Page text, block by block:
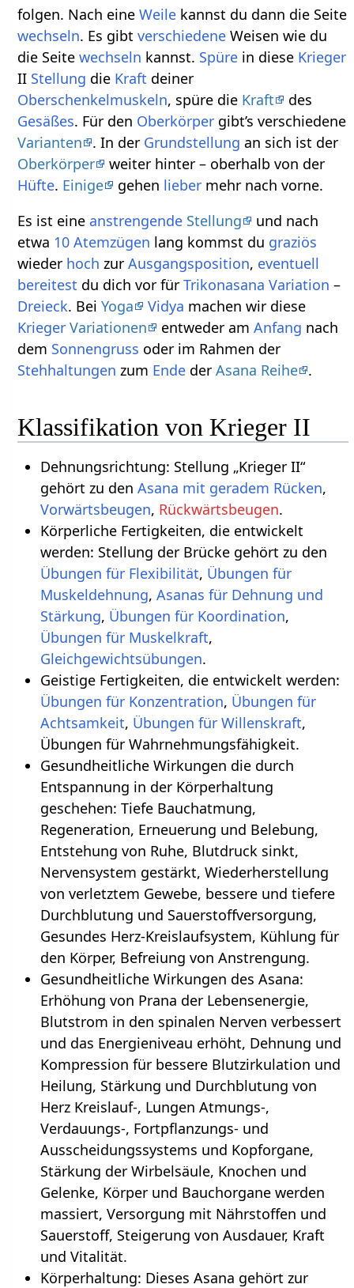
folgen. Nach eineWeile kannst du dann die Seite
wechseln. Es gibtverschiedene Weisen wie du
die Seitewechseln kannst. Spüre in diese Krieger
II Stellung die Kraft deiner
Oberschenkelmuskeln, spüre die Kraft
des
Gesäßes. Für den Oberkörper gibt’s verschiedene
Varianten
. In der Grundstellung an sich ist der
Oberkörper
weiter hinter – oberhalb von der
Hüfte. Einige gehen lieber mehr nach vorne.
Es ist eine anstrengende Stellung
und nach
etwa 10 Atemzügen lang kommst du graziös
wieder hoch zurAusgangsposition, eventuell
bereitest du dich vor fürTrikonasana Variation –
Dreieck. BeiYoga Vidya machen wir diese
Krieger Variationen entweder amAnfang nach
dem Sonnengruss oder im Rahmen der
Stehhaltungen zum Ende derAsana Reihe .
Klassifikation von Krieger II
Dehnungsrichtung: Stellung „Krieger II“
gehört zu den Asana mit geradem Rücken,
Vorwärtsbeugen, Rückwärtsbeugen.
Körperliche Fertigkeiten, die entwickelt
werden: Stellung der Brücke gehört zu den
Übungen für Flexibilität, Übungen für
Muskeldehnung, Asanas für Dehnung und
Stärkung, Übungen für Koordination,
Übungen für Muskelkraft,
.
Geistige Fertigkeiten, die entwickelt werden:
Übungen für Konzentration, Übungen für
Achtsamkeit, Übungen für Willenskraft,
Übungen für Wahrnehmungsfähigkeit.
Gesundheitliche Wirkungen die durch
Entspannung in der Körperhaltung
geschehen‏‎: Tiefe Bauchatmung,
Regeneration, Erneuerung und Belebung,
Entstehung von Ruhe, Blutdruck sinkt,
Nervensystem gestärkt, Wiederherstellung
von verletztem Gewebe, bessere und tiefere
Durchblutung und Sauerstoffversorgung,
Gesundes Herz-Kreislaufsystem, Kühlung für
den Körper, Befreiung von Anstrengung.
Gesundheitliche Wirkungen des Asana:
Erhöhung von Prana der Lebensenergie,
Blutstrom in den spinalen Nerven verbessert
und das Energieniveau erhöht, Dehnung und
Kompression für bessere Blutzirkulation und
Heilung, Stärkung und Durchblutung von
Herz Kreislauf-, Lungen Atmungs-,
Verdauungs-, Fortpflanzungs- und
Ausscheidungssystems und Kopforgane,
Stärkung der Wirbelsäule, Knochen und
Gelenke, Körper und Bauchorgane werden
massiert, Versorgung mit Nährstoffen und
Sauerstoff, Steigerung von Ausdauer, Kraft
und Vitalität.
Körperhaltung: Dieses Asana gehört zur